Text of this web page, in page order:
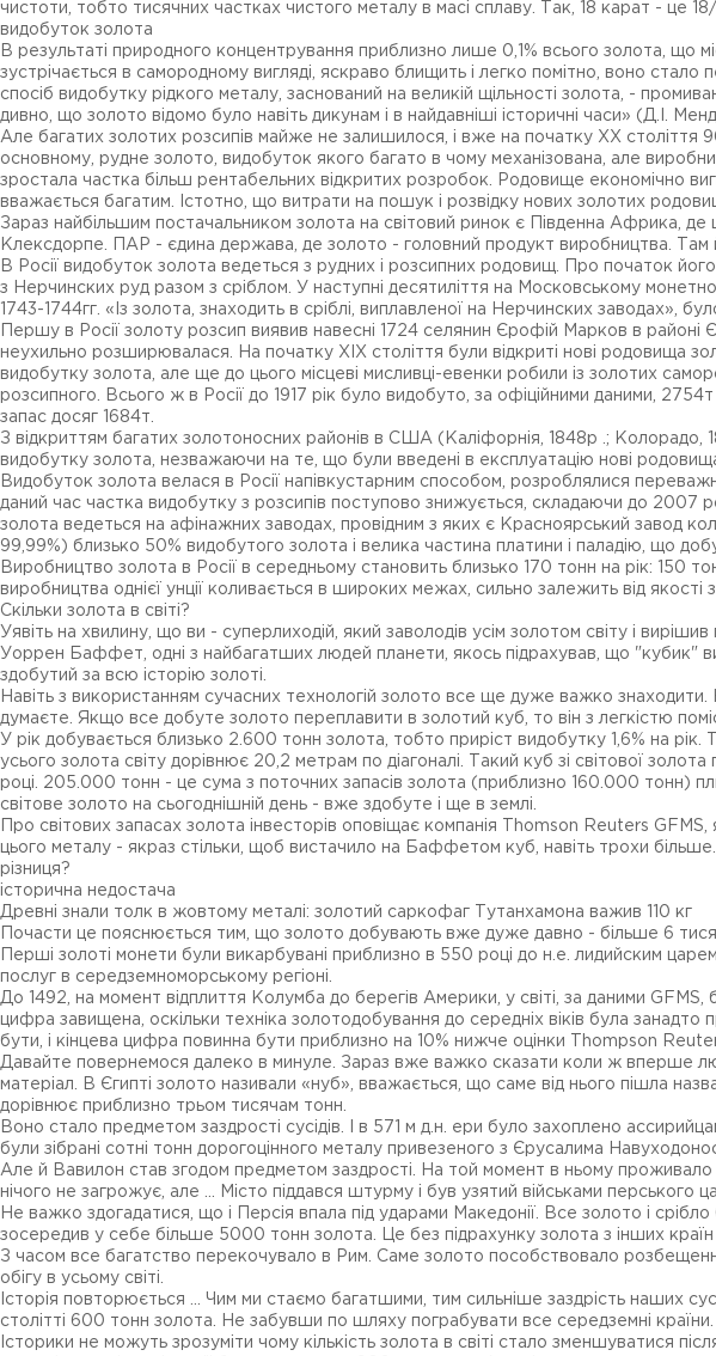
чистоти, тобто тисячних частках чистого металу в масі сплаву. Так, 18 карат - це
видобуток золота
В результаті природного концентрування приблизно лише 0,1% всього золота, що
зустрічається в самородному вигляді, яскраво блищить і легко помітно, воно
спосіб видобутку рідкого металу, заснований на великій щільності золота, -
дивно, що золото відомо було навіть дикунам і в найдавніші історичні часи» (Д.І.
Але багатих золотих розсипів майже не залишилося, і вже на початку XX століття
основному, рудне золото, видобуток якого багато в чому механізована, але
зростала частка більш рентабельних відкритих розробок. Родовище економічно
вважається багатим. Істотно, що витрати на пошук і розвідку нових золотих
Зараз найбільшим постачальником золота на світовий ринок є Південна Африка,
Клексдорпе. ПАР - єдина держава, де золото - головний продукт виробництва. Там
В Росії видобуток золота ведеться з рудних і розсипних родовищ. Про початок
з Нерчинских руд разом з сріблом. У наступні десятиліття на Московському
1743-1744гг. «Із золота, знаходить в сріблі, виплавленої на Нерчинских заводах»,
Першу в Росії золоту розсип виявив навесні 1724 селянин Єрофій Марков в районі
неухильно розширювалася. На початку XIX століття були відкриті нові родовища
видобутку золота, але ще до цього місцеві мисливці-евенки робили із золотих
розсипного. Всього ж в Росії до 1917 рік було видобуто, за офіційними даними,
запас досяг 1684т.
З відкриттям багатих золотоносних районів в США (Каліфорнія, 1848р .; Колорадо,
видобутку золота, незважаючи на те, що були введені в експлуатацію нові
Видобуток золота велася в Росії напівкустарним способом, розроблялися
даний час частка видобутку з розсипів поступово знижується, складаючи до
золота ведеться на афінажних заводах, провідним з яких є Красноярський завод
99,99%) близько 50% видобутого золота і велика частина платини і паладію, що
Виробництво золота в Росії в середньому становить близько 170 тонн на рік: 150
виробництва однієї унції коливається в широких межах, сильно залежить від
Скільки золота в світі?
Уявіть на хвилину, що ви - суперлиходій, який заволодів усім золотом світу і
Уоррен Баффет, одні з найбагатших людей планети, якось підрахував, що
здобутий за всю історію золоті.
Навіть з використанням сучасних технологій золото все ще дуже важко
думаєте. Якщо все добуте золото переплавити в золотий куб, то він з легкістю
У рік добувається близько 2.600 тонн золота, тобто приріст видобутку 1,6% на
усього золота світу дорівнює 20,2 метрам по діагоналі. Такий куб зі світової
році. 205.000 тонн - це сума з поточних запасів золота (приблизно 160.000 тонн)
світове золото на сьогоднішній день - вже здобуте і ще в землі.
Про світових запасах золота інвесторів оповіщає компанія Thomson Reuters
цього металу - якраз стільки, щоб вистачило на Баффетом куб, навіть трохи
різниця?
історична недостача
Древні знали толк в жовтому металі: золотий саркофаг Тутанхамона важив 110 кг
Почасти це пояснюється тим, що золото добувають вже дуже давно - більше 6
Перші золоті монети були викарбувані приблизно в 550 році до н.е. лидийским
послуг в середземноморському регіоні.
До 1492, на момент відплиття Колумба до берегів Америки, у світі, за даними
цифра завищена, оскільки техніка золотодобування до середніх віків була
бути, і кінцева цифра повинна бути приблизно на 10% нижче оцінки Thompson
Давайте повернемося далеко в минуле. Зараз вже важко сказати коли ж вперше
матеріал. В Єгипті золото називали «нуб», вважається, що саме від нього пішла
дорівнює приблизно трьом тисячам тонн.
Воно стало предметом заздрості сусідів. І в 571 м д.н. ери було захоплено
були зібрані сотні тонн дорогоцінного металу привезеного з Єрусалима
Але й Вавилон став згодом предметом заздрості. На той момент в ньому
нічого не загрожує, але ... Місто піддався штурму і був узятий військами
Не важко здогадатися, що і Персія впала під ударами Македонії. Все золото і
зосередив у себе більше 5000 тонн золота. Це без підрахунку золота з інших країн
З часом все багатство перекочувало в Рим. Саме золото пособствовало розбещення
обігу в усьому світі.
Історія повторюється ... Чим ми стаємо багатшими, тим сильніше заздрість наших
столітті 600 тонн золота. Не забувши по шляху пограбувати все середземні країни.
Історики не можуть зрозуміти чому кількість золота в світі стало зменшуватися